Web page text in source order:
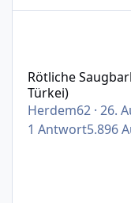
Rötliche
Türkei)
Herdem62 ·26.
1 Antwort5.896